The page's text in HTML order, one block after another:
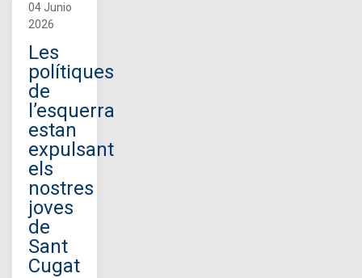
04 Junio
2026
Les
polítiques
de
l’esquerra
estan
expulsant
els
nostres
joves
de
Sant
Cugat